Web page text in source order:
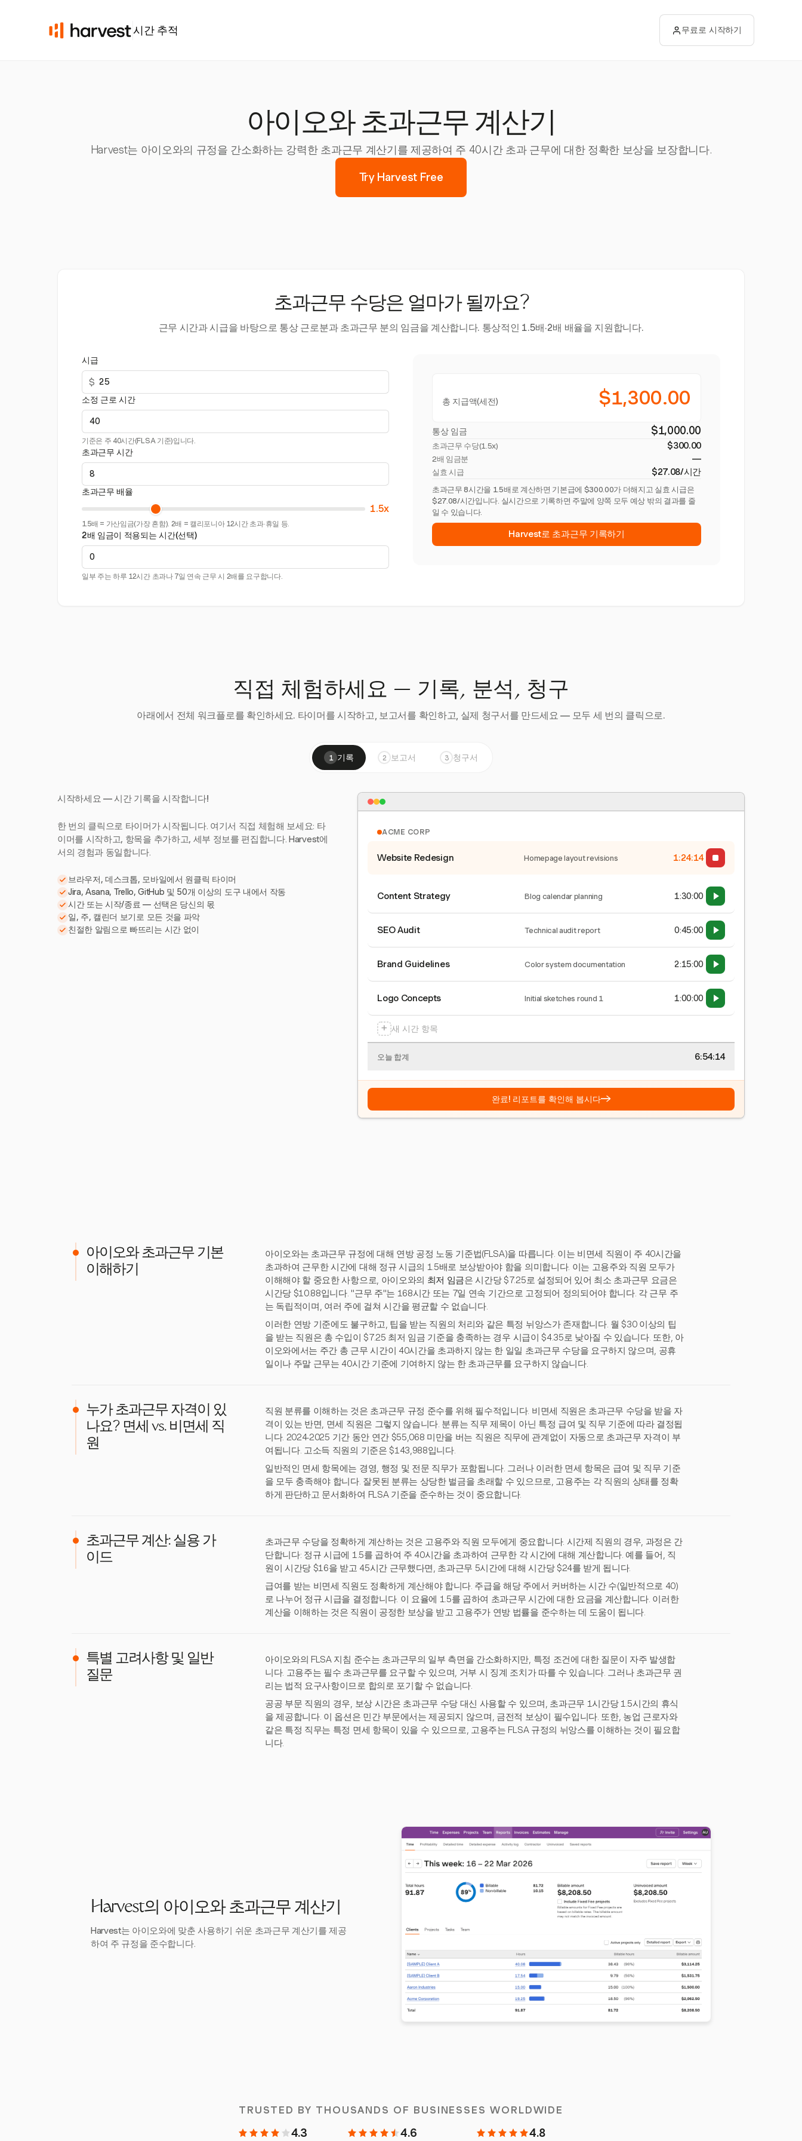
시간 추적 무료로 시작하기
아이오와 초과근무 계산기
Harvest는 아이오와의 규정을 간소화하는 강력한 초과근무 계산기를 제공하여 주 40시간 초과 근무에 대한 정확한 보상을 보장합니다.
Try Harvest Free
초과근무 수당은 얼마가 될까요?
근무 시간과 시급을 바탕으로 통상 근로분과 초과근무 분의 임금을 계산합니다. 통상적인 1.5배·2배 배율을 지원합니다.
시급
$
소정 근로 시간
기준은 주 40시간(FLSA 기준)입니다.
초과근무 시간
초과근무 배율
1.5x
1.5배 = 가산임금(가장 흔함). 2배 = 캘리포니아 12시간 초과·휴일 등.
2배 임금이 적용되는 시간(선택)
일부 주는 하루 12시간 초과나 7일 연속 근무 시 2배를 요구합니다.
총 지급액(세전) $1,300.00
통상 임금 $1,000.00
초과근무 수당(1.5x) $300.00
2배 임금분 —
실효 시급 $27.08/시간
초과근무 8시간을 1.5배로 계산하면 기본급에 $300.00가 더해지고 실효 시급은
$27.08/시간입니다. 실시간으로 기록하면 주말에 양쪽 모두 예상 밖의 결과를 줄
일 수 있습니다.
Harvest로 초과근무 기록하기
직접 체험하세요 — 기록, 분석, 청구
아래에서 전체 워크플로를 확인하세요. 타이머를 시작하고, 보고서를 확인하고, 실제 청구서를 만드세요 — 모두 세 번의 클릭으로.
1 기록 2 보고서 3 청구서
시작하세요 — 시간 기록을 시작합니다!
한 번의 클릭으로 타이머가 시작됩니다. 여기서 직접 체험해 보세요: 타
이머를 시작하고, 항목을 추가하고, 세부 정보를 편집합니다. Harvest에
서의 경험과 동일합니다.
브라우저, 데스크톱, 모바일에서 원클릭 타이머
Jira, Asana, Trello, GitHub 및 50개 이상의 도구 내에서 작동
시간 또는 시작/종료 — 선택은 당신의 몫
일, 주, 캘린더 보기로 모든 것을 파악
친절한 알림으로 빠뜨리는 시간 없이
ACME CORP
Website Redesign Homepage layout revisions 1:24:15
Content Strategy Blog calendar planning 1:30:00
SEO Audit Technical audit report 0:45:00
Brand Guidelines Color system documentation 2:15:00
Logo Concepts Initial sketches round 1 1:00:00
+ 새 시간 항목
오늘 합계 6:54:15
완료! 리포트를 확인해 봅시다→
아이오와 초과근무 기본
이해하기
아이오와는 초과근무 규정에 대해 연방 공정 노동 기준법(FLSA)을 따릅니다. 이는 비면세 직원이 주 40시간을
초과하여 근무한 시간에 대해 정규 시급의 1.5배로 보상받아야 함을 의미합니다. 이는 고용주와 직원 모두가
이해해야 할 중요한 사항으로, 아이오와의 최저 임금은 시간당 $7.25로 설정되어 있어 최소 초과근무 요금은
시간당 $10.88입니다. "근무 주"는 168시간 또는 7일 연속 기간으로 고정되어 정의되어야 합니다. 각 근무 주
는 독립적이며, 여러 주에 걸쳐 시간을 평균할 수 없습니다.
이러한 연방 기준에도 불구하고, 팁을 받는 직원의 처리와 같은 특정 뉘앙스가 존재합니다. 월 $30 이상의 팁
을 받는 직원은 총 수입이 $7.25 최저 임금 기준을 충족하는 경우 시급이 $4.35로 낮아질 수 있습니다. 또한, 아
이오와에서는 주간 총 근무 시간이 40시간을 초과하지 않는 한 일일 초과근무 수당을 요구하지 않으며, 공휴
일이나 주말 근무는 40시간 기준에 기여하지 않는 한 초과근무를 요구하지 않습니다.
누가 초과근무 자격이 있
나요? 면세 vs. 비면세 직
원
직원 분류를 이해하는 것은 초과근무 규정 준수를 위해 필수적입니다. 비면세 직원은 초과근무 수당을 받을 자
격이 있는 반면, 면세 직원은 그렇지 않습니다. 분류는 직무 제목이 아닌 특정 급여 및 직무 기준에 따라 결정됩
니다. 2024-2025 기간 동안 연간 $55,068 미만을 버는 직원은 직무에 관계없이 자동으로 초과근무 자격이 부
여됩니다. 고소득 직원의 기준은 $143,988입니다.
일반적인 면세 항목에는 경영, 행정 및 전문 직무가 포함됩니다. 그러나 이러한 면세 항목은 급여 및 직무 기준
을 모두 충족해야 합니다. 잘못된 분류는 상당한 벌금을 초래할 수 있으므로, 고용주는 각 직원의 상태를 정확
하게 판단하고 문서화하여 FLSA 기준을 준수하는 것이 중요합니다.
초과근무 계산: 실용 가
이드
초과근무 수당을 정확하게 계산하는 것은 고용주와 직원 모두에게 중요합니다. 시간제 직원의 경우, 과정은 간
단합니다: 정규 시급에 1.5를 곱하여 주 40시간을 초과하여 근무한 각 시간에 대해 계산합니다. 예를 들어, 직
원이 시간당 $16을 받고 45시간 근무했다면, 초과근무 5시간에 대해 시간당 $24를 받게 됩니다.
급여를 받는 비면세 직원도 정확하게 계산해야 합니다. 주급을 해당 주에서 커버하는 시간 수(일반적으로 40)
로 나누어 정규 시급을 결정합니다. 이 요율에 1.5를 곱하여 초과근무 시간에 대한 요금을 계산합니다. 이러한
계산을 이해하는 것은 직원이 공정한 보상을 받고 고용주가 연방 법률을 준수하는 데 도움이 됩니다.
특별 고려사항 및 일반
질문
아이오와의 FLSA 지침 준수는 초과근무의 일부 측면을 간소화하지만, 특정 조건에 대한 질문이 자주 발생합
니다. 고용주는 필수 초과근무를 요구할 수 있으며, 거부 시 징계 조치가 따를 수 있습니다. 그러나 초과근무 권
리는 법적 요구사항이므로 합의로 포기할 수 없습니다.
공공 부문 직원의 경우, 보상 시간은 초과근무 수당 대신 사용할 수 있으며, 초과근무 1시간당 1.5시간의 휴식
을 제공합니다. 이 옵션은 민간 부문에서는 제공되지 않으며, 금전적 보상이 필수입니다. 또한, 농업 근로자와
같은 특정 직무는 특정 면세 항목이 있을 수 있으므로, 고용주는 FLSA 규정의 뉘앙스를 이해하는 것이 필요합
니다.
Harvest의 아이오와 초과근무 계산기
Harvest는 아이오와에 맞춘 사용하기 쉬운 초과근무 계산기를 제공
하여 주 규정을 준수합니다.
TRUSTED BY THOUSANDS OF BUSINESSES WORLDWIDE
4.3 4.6 4.8